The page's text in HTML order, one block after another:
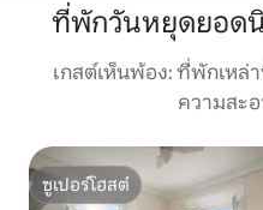
ที่พักวันหยุดยอดนิ
เกสต์เห็นพ้อง: ที่พักเหล่
ความสะ
ซูเปอร์โฮสต์
ซูเปอร์โฮสต์